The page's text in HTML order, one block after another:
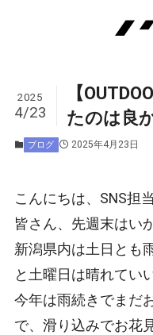
【
たのは良
2025
4/23
ブログ 2025年4月23日
こんにちは、SNS担
皆さん、先週末はい
新潟県内は土日とも
と土曜日は晴れてい
今年は雨続きでまだ
で、滑り込みでお花